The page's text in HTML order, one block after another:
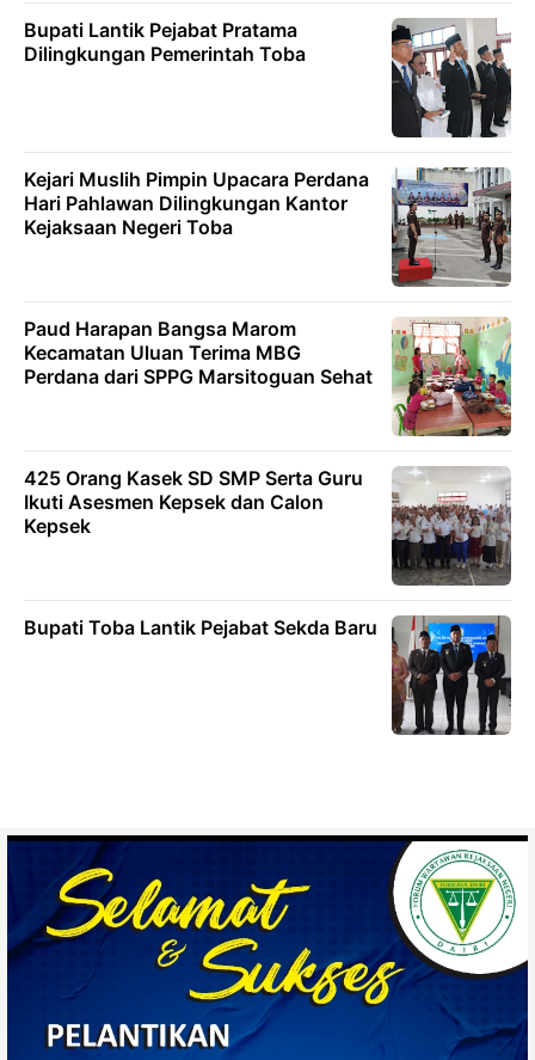
Bupati Lantik Pejabat Pratama
Dilingkungan Pemerintah Toba
Kejari Muslih Pimpin Upacara Perdana
Hari Pahlawan Dilingkungan Kantor
Kejaksaan Negeri Toba
Paud Harapan Bangsa Marom
Kecamatan Uluan Terima MBG
Perdana dari SPPG Marsitoguan Sehat
425 Orang Kasek SD SMP Serta Guru
Ikuti Asesmen Kepsek dan Calon
Kepsek
Bupati Toba Lantik Pejabat Sekda Baru